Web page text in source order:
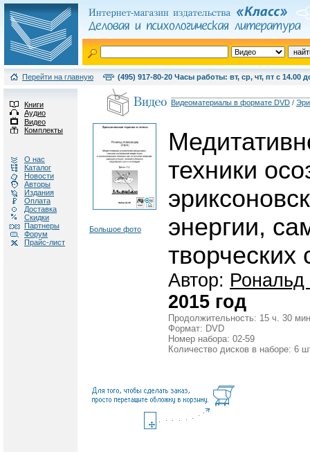
Перейти на главную (495) 917-80-20 Часы работы: вт, ср, чт, пт с 14.00
Книги
Аудио
Видео
Комплекты
О нас
Каталог
Новости
Авторы
Издания
Оплата
Доставка
Скидки
Партнеры
Форум
Прайс-лист
Видеоматериалы в формате DVD /
Большое фото
техники
энергии,
творческих
Автор: Рональд
2015 год
Продолжительность: 15 ч. 30
Формат: DVD
Номер набора: 02-59
Количество дисков в наборе: 6